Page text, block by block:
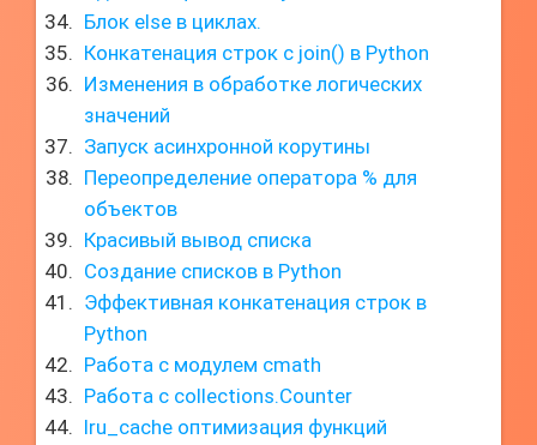
Блок else в циклах.
Конкатенация строк с join() в Python
Изменения в обработке логических
значений
Запуск асинхронной корутины
Переопределение оператора % для
объектов
Красивый вывод списка
Создание списков в Python
Эффективная конкатенация строк в
Python
Работа с модулем cmath
Работа с collections.Counter
lru_cache оптимизация функций